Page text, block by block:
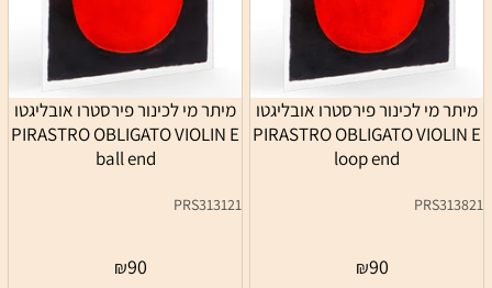
מיתר מי לכינור פירסטרו אובליגטו
PIRASTRO OBLIGATO VIOLIN E
loop end
PRS313821
₪90
מיתר מי לכינור פירסטרו אובליגטו
PIRASTRO OBLIGATO VIOLIN E
ball end
PRS313121
₪90